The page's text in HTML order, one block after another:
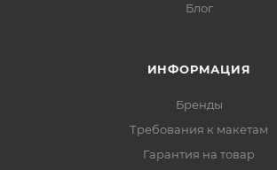
Блог
ИНФОРМАЦИЯ
Бренды
Требования к макетам
Гарантия на товар